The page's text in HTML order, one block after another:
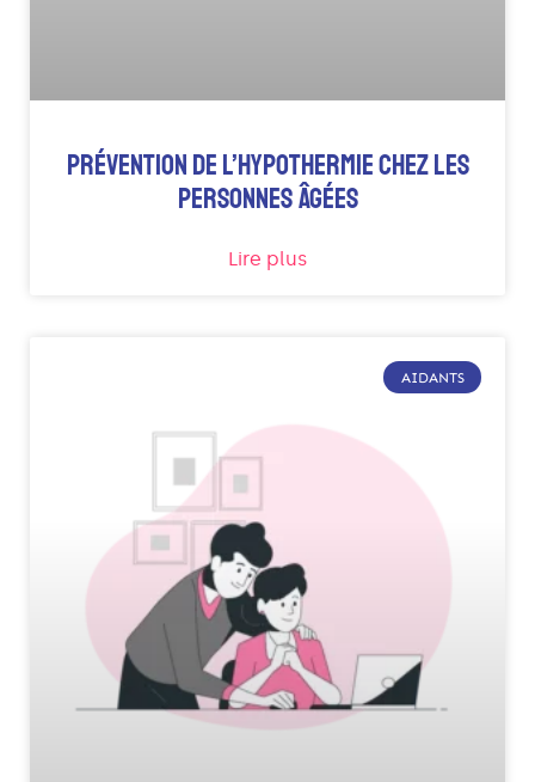
PRÉVENTION DE L’HYPOTHERMIE CHEZ LES
PERSONNES ÂGÉES
Lire plus
AIDANTS